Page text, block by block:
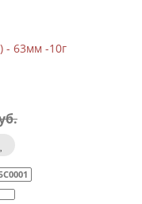
- 63мм -10г